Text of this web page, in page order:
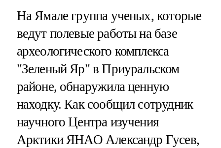
На Ямале группа ученых, которые
ведут полевые работы на базе
археологического комплекса
"Зеленый Яр" в Приуральском
районе, обнаружила ценную
находку. Как сообщил сотрудник
научного Центра изучения
Арктики ЯНАО Александр Гусев,